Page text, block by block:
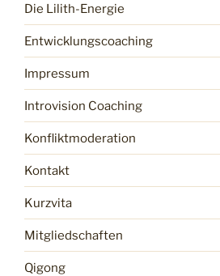
Die Lilith-Energie
Entwicklungscoaching
Impressum
Introvision Coaching
Konfliktmoderation
Kontakt
Kurzvita
Mitgliedschaften
Qigong